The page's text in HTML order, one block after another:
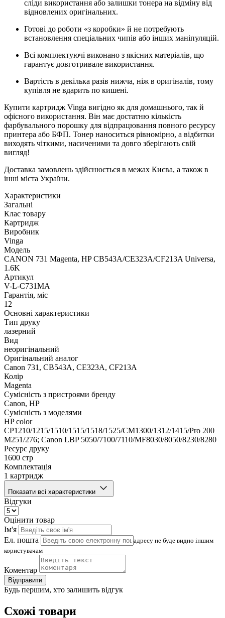
сліди використання або залишки тонера на відміну від
відновлених оригінальних.
Готові до роботи «з коробки» й не потребують
встановлення спеціальних чипів або інших маніпуляцій.
Всі комплектуючі виконано з якісних матеріалів, що
гарантує довготривале використання.
Вартість в декілька разів нижча, ніж в оригіналів, тому
купівля не вдарить по кишені.
Купити картридж Vinga вигідно як для домашнього, так й
офісного використання. Він має достатню кількість
фарбувального порошку для відпрацювання повного ресурсу
принтера або БФП. Тонер наноситься рівномірно, а відбитки
виходять чіткими, насиченими та довго зберігають свій
вигляд!
Доставка замовлень здійснюється в межах Києва, а також в
інші міста України.
Характеристики
Загальні
Клас товару
Картридж
Виробник
Vinga
Модель
CANON 731 Magenta, HP CB543A/CE323A/CF213A Universa,
1.6K
Артикул
V-L-C731MA
Гарантія, міс
12
Основні характеристики
Тип друку
лазерний
Вид
неоригінальний
Оригінальний аналог
Canon 731, CB543A, CE323A, CF213A
Колір
Magenta
Сумісність з пристроями бренду
Canon, HP
Сумісність з моделями
HP color
CP1210/1215/1510/1515/1518/1525/CM1300/1312/1415/Pro 200
M251/276; Canon LBP 5050/7100/7110/MF8030/8050/8230/8280
Ресурс друку
1600 стр
Комплектація
1 картридж
Показати всі характеристики
Відгуки
Оцінити товар
Ім'я
Ел. пошта
адресу не буде видно іншим
користувачам
Коментар
Відправити
Будь першим, хто залишить відгук
Схожі товари